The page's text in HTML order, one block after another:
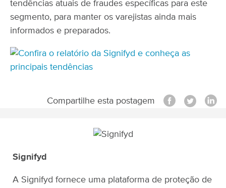
tendências atuais de fraudes específicas para este
segmento, para manter os varejistas ainda mais
informados e preparados.
Compartilhe esta postagem
Signifyd
A Signifyd fornece uma plataforma de proteção de